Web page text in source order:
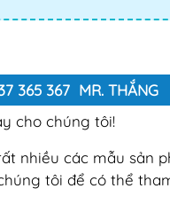
365 367 MR. THẮNG
cho chúng tôi!
nhiều các mẫu sản
tôi để có thể